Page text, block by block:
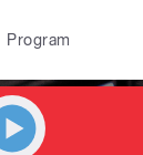
Program